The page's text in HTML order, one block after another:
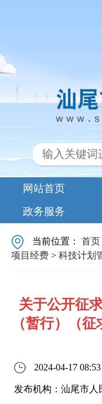
网站首页
政务服务
当前位置：首页
项目经费 >科技计划
关于公开征
（暂行）（
2024-04-17 08:53
发布机构：汕尾市人